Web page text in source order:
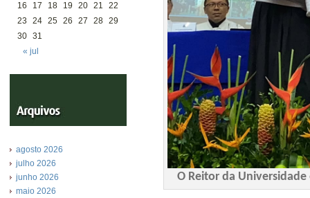
« jul
16
17 18 19 20 21
22
23
24 25 26 27 28 29
30 31
agosto 2026
julho 2026
junho 2026
maio 2026
O Reitor da